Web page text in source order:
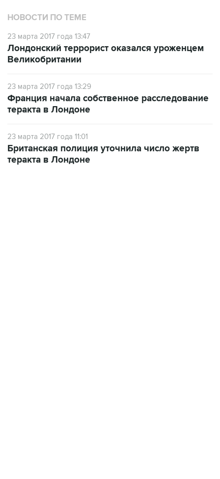
НОВОСТИ ПО ТЕМЕ
23 марта 2017 года 13:47
Лондонский террорист оказался уроженцем
Великобритании
23 марта 2017 года 13:29
Франция начала собственное расследование
теракта в Лондоне
23 марта 2017 года 11:01
Британская полиция уточнила число жертв
теракта в Лондоне